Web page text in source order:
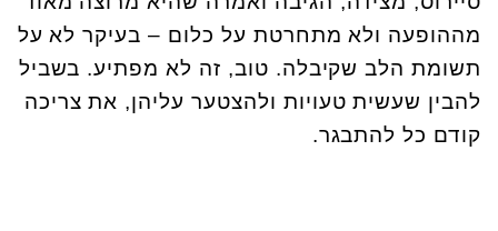
מההופעה ולא מתחרטת על כלום – בעיקר לא על
תשומת הלב שקיבלה. טוב, זה לא מפתיע. בשביל
להבין שעשית טעויות ולהצטער עליהן, את צריכה
קודם כל להתבגר.